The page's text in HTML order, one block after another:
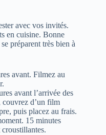
avec vos invités.
en cuisine. Bonne
se préparent très bien à
avant. Filmez au
avant l’arrivée des
couvrez d’un film
puis placez au frais.
15 minutes